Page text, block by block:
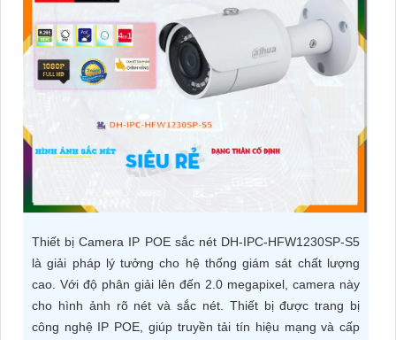
ĐẶT
PHỤ
CAMERA
TƯ
DỊCH
VỤ
Thiết bị Camera IP POE sắc nét DH-IPC-HFW1230SP-S5
là giải pháp lý tưởng cho hệ thống giám sát chất lượng
cao. Với độ phân giải lên đến 2.0 megapixel, camera này
cho hình ảnh rõ nét và sắc nét. Thiết bị được trang bị
công nghệ IP POE, giúp truyền tải tín hiệu mạng và cấp